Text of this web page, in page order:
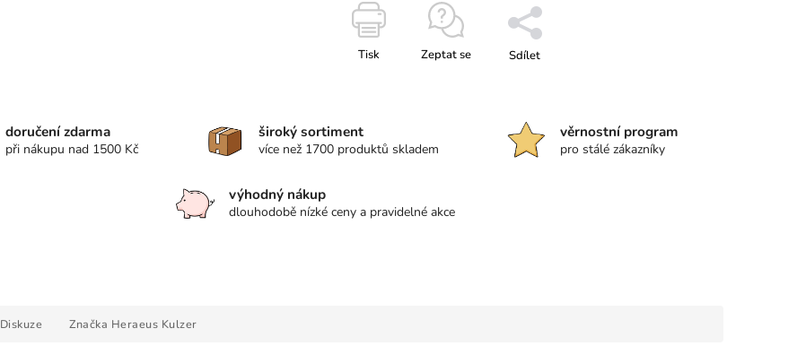
Tisk Zeptat se Sdílet
doručení zdarma
při nákupu nad 1500 Kč
široký sortiment
více než 1700 produktů skladem
věrnostní program
pro stálé zákazníky
výhodný nákup
dlouhodobě nízké ceny a pravidelné akce
Diskuze Značka Heraeus Kulzer